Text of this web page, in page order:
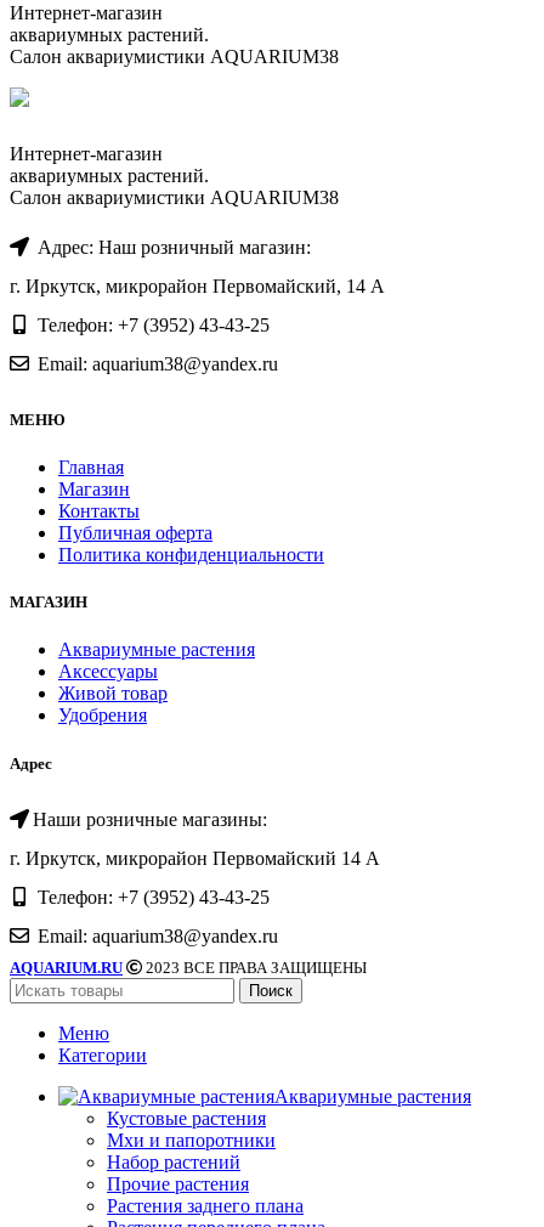
Интернет-магазин
аквариумных растений.
Салон аквариумистики AQUARIUM38
Интернет-магазин
аквариумных растений.
Салон аквариумистики AQUARIUM38
Адрес: Наш розничный магазин:
г. Иркутск, микрорайон Первомайский, 14 А
Телефон: +7 (3952) 43-43-25
Email: aquarium38@yandex.ru
МЕНЮ
Главная
Магазин
Контакты
Публичная оферта
Политика конфиденциальности
МАГАЗИН
Аквариумные растения
Аксессуары
Живой товар
Удобрения
Адрес
Наши розничные магазины:
г. Иркутск, микрорайон Первомайский 14 А
Телефон: +7 (3952) 43-43-25
Email: aquarium38@yandex.ru
AQUARIUM.RU
2023 ВСЕ ПРАВА ЗАЩИЩЕНЫ
Поиск
Меню
Категории
Аквариумные растения
Кустовые растения
Мхи и папоротники
Набор растений
Прочие растения
Растения заднего плана